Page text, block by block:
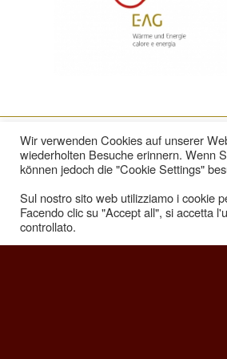
Per reclami e richieste di
contattarci ai seguentirecapiti:
0473/849521 –info@e-ag-mals.it
Wir verwenden Cookies auf unserer
wiederholten Besuche erinnern. Wenn
können jedoch die "Cookie Settings"
Sul nostro sito web utilizziamo i cookie
Facendo clic su "Accept all", si accetta
controllato.